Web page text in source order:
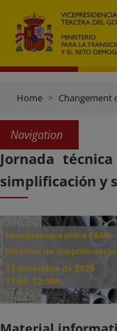
Home Changement
Navigation
Jornada
simplificación y